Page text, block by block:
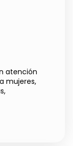
atención
mujeres,